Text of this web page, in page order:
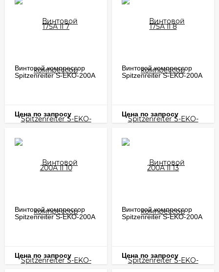
Винтовой компрессор
Spitzenreiter S-EKO-200A
Цена по запросу
Винтовой компрессор
Spitzenreiter S-EKO-200A
Цена по запросу
Винтовой компрессор
Spitzenreiter S-EKO-200A
Цена по запросу
Винтовой компрессор
Spitzenreiter S-EKO-200A
Цена по запросу